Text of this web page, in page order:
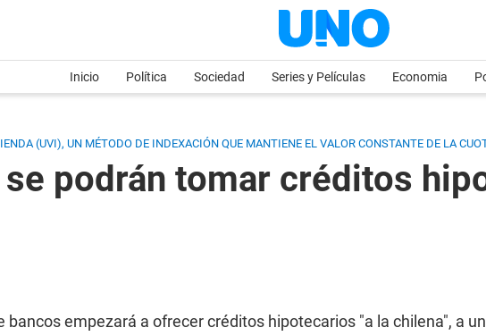
Inicio Política Sociedad Series y Películas Economia
(UVI), UN MÉTODO DE INDEXACIÓN QUE MANTIENE EL VALOR CONSTANTE DE LA
podrán tomar créditos
empezará a ofrecer créditos hipotecarios "a la chilena", a